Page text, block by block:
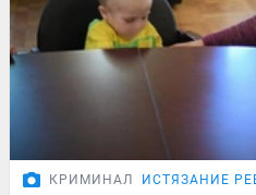
КРИМИНАЛ ИСТЯЗАНИЕ